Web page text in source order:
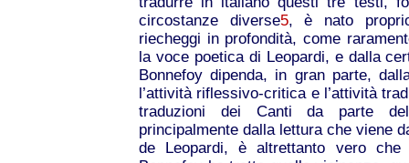
circostanze diverse5, è nato
riecheggi in profondità, come
la voce poetica di Leopardi, e dalla
Bonnefoy dipenda, in gran parte,
l’attività riflessivo-critica e l’attività
traduzioni dei Canti da parte
principalmente dalla lettura che viene
de Leopardi, è altrettanto vero che